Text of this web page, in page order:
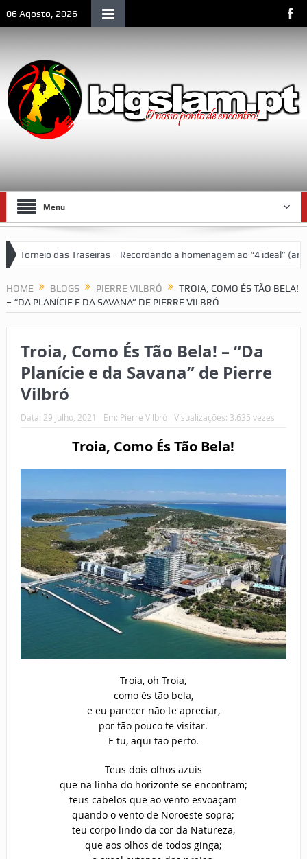
06 Agosto, 2026
Menu
Traseiras – Recordando a homenagem ao “4 ideal” (antigos
HOME BLOGS PIERRE VILBRÓ
TROIA, COMO ÉS TÃO BELA!
– “DA PLANÍCIE E DA SAVANA” DE PIERRE VILBRÓ
Troia, Como És Tão Bela! – “Da
Planície e da Savana” de Pierre
Vilbró
Data: 29 Julho, 2021 Em: Pierre Vilbró Visualizações: 3.635 vezes
Troia, Como És Tão Bela!
Troia, oh Troia,
como és tão bela,
e eu parecer não te apreciar,
por tão pouco te visitar.
E tu, aqui tão perto.
Teus dois olhos azuis
que na linha do horizonte se encontram;
teus cabelos que ao vento esvoaçam
quando o vento de Noroeste sopra;
teu corpo lindo da cor da Natureza,
que aos olhos de todos ginga;